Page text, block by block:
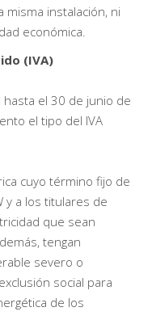
instalación, ni
económica.
(IVA)
el 30 de junio de
el tipo del IVA
cuyo término fijo de
y a los titulares de
que sean
tengan
severo o
social para
de los